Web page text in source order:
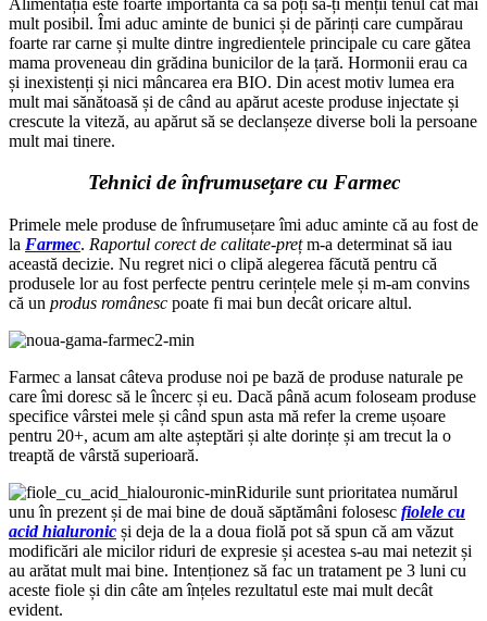
mult posibil. Îmi aduc aminte de bunici și de părinți care cumpărau
foarte rar carne și multe dintre ingredientele principale cu care gătea
mama proveneau din grădina bunicilor de la țară. Hormonii erau ca
și inexistenți și nici mâncarea era BIO. Din acest motiv lumea era
mult mai sănătoasă și de când au apărut aceste produse injectate și
crescute la viteză, au apărut să se declanșeze diverse boli la persoane
mult mai tinere.
Tehnici de înfrumusețare cu Farmec
Primele mele produse de înfrumusețare îmi aduc aminte că au fost de
la Farmec. Raportul corect de calitate-prețm-a determinat să iau
această decizie. Nu regret nici o clipă alegerea făcută pentru că
produsele lor au fost perfecte pentru cerințele mele și m-am convins
că un produs românesc poate fi mai bun decât oricare altul.
Farmec a lansat câteva produse noi pe bază de produse naturale pe
care îmi doresc să le încerc și eu. Dacă până acum foloseam produse
specifice vârstei mele și când spun asta mă refer la creme ușoare
pentru 20+, acum am alte așteptări și alte dorințe și am trecut la o
treaptă de vârstă superioară.
Ridurile sunt prioritatea numărul
unu în prezent și de mai bine de două săptămâni folosesc fiolele cu
acid hialuronic și deja de la a doua fiolă pot să spun că am văzut
modificări ale micilor riduri de expresie și acestea s-au mai netezit și
au arătat mult mai bine. Intenționez să fac un tratament pe 3 luni cu
aceste fiole și din câte am înțeles rezultatul este mai mult decât
evident.